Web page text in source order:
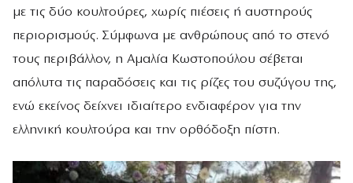
με τις δύο κουλτούρες, χωρίς πιέσεις ή αυστηρούς
περιορισμούς. Σύμφωνα με ανθρώπους από το στενό
τους περιβάλλον, η Αμαλία Κωστοπούλου σέβεται
απόλυτα τις παραδόσεις και τις ρίζες του συζύγου της,
ενώ εκείνος δείχνει ιδιαίτερο ενδιαφέρον για την
ελληνική κουλτούρα και την ορθόδοξη πίστη.